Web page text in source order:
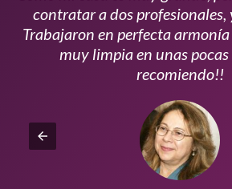
contratar a dos profesionales,
Trabajaron en perfecta
muy limpia en unas pocas
recomiendo!!